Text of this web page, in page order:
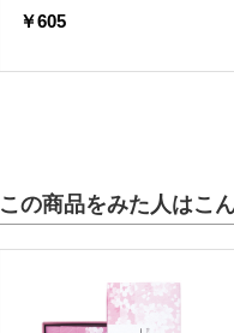
￥605
この商品をみた人はこ